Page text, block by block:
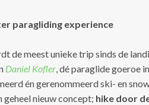
paragliding experience
de meest unieke trip sinds de
Daniel Kofler, dé paraglide goeroe
én gerenommeerd ski- en
geheel nieuw concept; hike door